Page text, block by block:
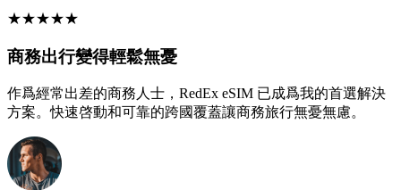
★★★★★
商務出行變得輕鬆無憂
作爲經常出差的商務人士，RedEx eSIM 已成爲我的首選解決
方案。快速啓動和可靠的跨國覆蓋讓商務旅行無憂無慮。